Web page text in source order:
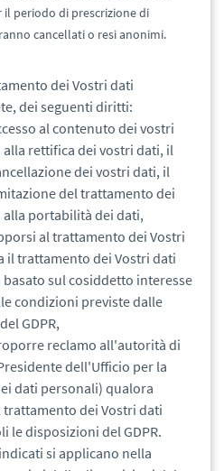
periodo di prescrizione di
cancellati o resi anonimi.
dei Vostri dati
dei seguenti diritti:
al contenuto dei vostri
rettifica dei vostri dati, il
dei vostri dati, il
del trattamento dei
portabilità dei dati,
al trattamento dei Vostri
il trattamento dei Vostri dati
sul cosiddetto interesse
condizioni previste dalle
GDPR,
reclamo all'autorità di
dell'Ufficio per la
dati personali) qualora
trattamento dei Vostri dati
le disposizioni del GDPR.
si applicano nella